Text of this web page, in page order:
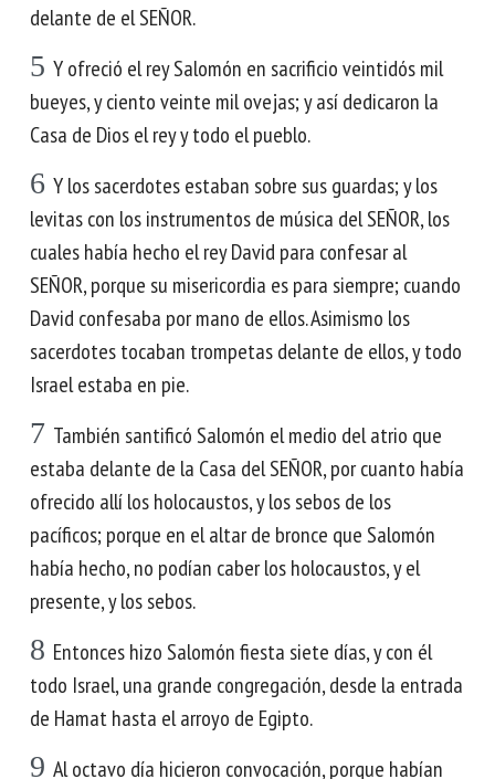
delante de el SEÑOR.
5 Y ofreció el rey Salomón en sacrificio veintidós mil
bueyes, y ciento veinte mil ovejas; y así dedicaron la
Casa de Dios el rey y todo el pueblo.
6 Y los sacerdotes estaban sobre sus guardas; y los
levitas con los instrumentos de música del SEÑOR, los
cuales había hecho el rey David para confesar al
SEÑOR, porque su misericordia es para siempre; cuando
David confesaba por mano de ellos. Asimismo los
sacerdotes tocaban trompetas delante de ellos, y todo
Israel estaba en pie.
7 También santificó Salomón el medio del atrio que
estaba delante de la Casa del SEÑOR, por cuanto había
ofrecido allí los holocaustos, y los sebos de los
pacíficos; porque en el altar de bronce que Salomón
había hecho, no podían caber los holocaustos, y el
presente, y los sebos.
8 Entonces hizo Salomón fiesta siete días, y con él
todo Israel, una grande congregación, desde la entrada
de Hamat hasta el arroyo de Egipto.
9 Al octavo día hicieron convocación, porque habían